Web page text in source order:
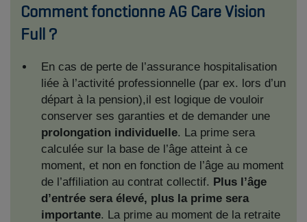
Comment fonctionne AG Care Vision
Full ?
En cas de perte de l’assurance hospitalisation
liée à l’activité professionnelle (par ex. lors d’un
départ à la pension),il est logique de vouloir
conserver ses garanties et de demander une
prolongation individuelle. La prime sera
calculée sur la base de l’âge atteint à ce
moment, et non en fonction de l’âge au moment
de l’affiliation au contrat collectif. Plus l’âge
d’entrée sera élevé, plus la prime sera
importante. La prime au moment de la retraite